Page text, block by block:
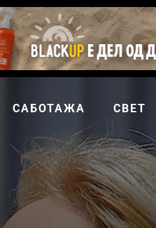
САБОТАЖА СВЕТ